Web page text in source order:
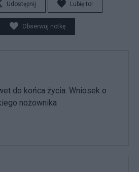
Udostępnij Lubię to!
Obserwuj notkę
do końca życia. Wniosek o
nożownika